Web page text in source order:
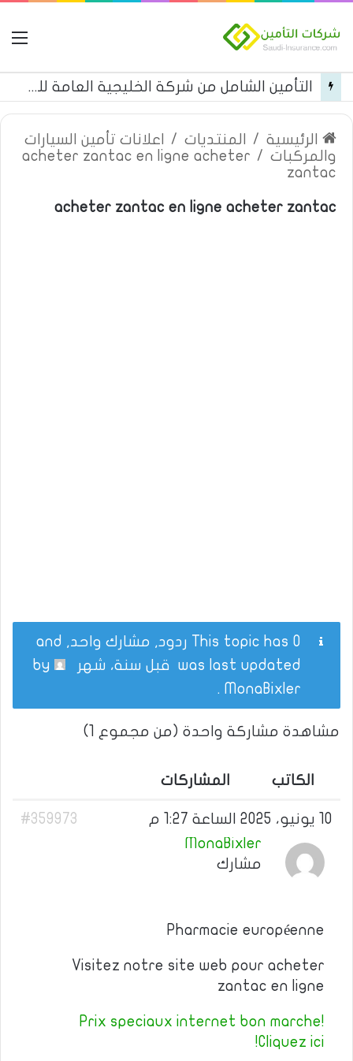
التأمين الشامل من شركة الخليجية العامة للتأمين
الرئيسية / المنتديات /
اعلانات تأمين السيارات
والمركبات /
acheter zantac en ligne acheter
zantac
acheter zantac en ligne acheter zantac
This topic has 0 ردود, مشارك واحد, and
was last updated قبل سنة، شهر
MonaBixler
.
مشاهدة مشاركة واحدة (من مجموع 1)
الكاتب المشاركات
10 يونيو، 2025 الساعة 1:27 م
#359973
MonaBixler
مشارك
Pharmacie européenne
Visitez notre site web pour acheter
zantac en ligne
Prix speciaux internet bon marche!
Cliquez ici!